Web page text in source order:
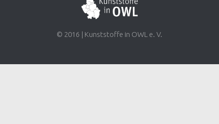
© 2016 | Kunststoffe in OWL e. V.